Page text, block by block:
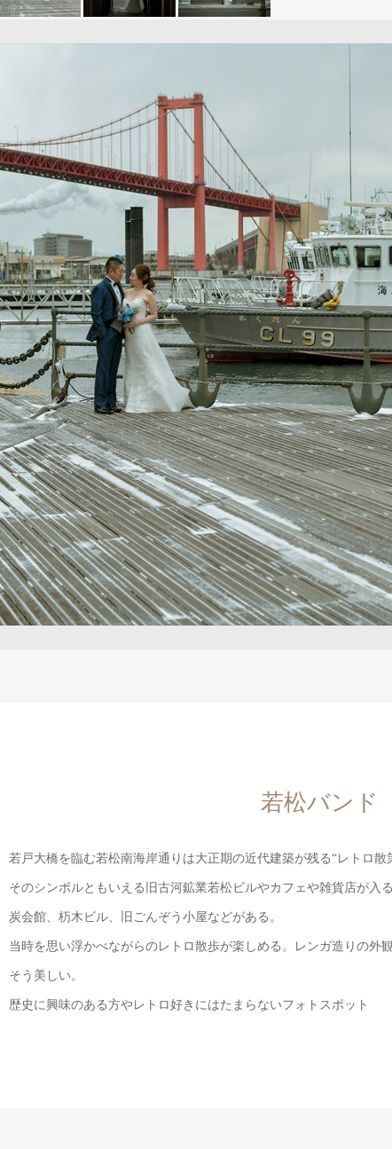
若松バンド
若戸大橋を臨む若松南海岸通りは大正期の近代建築が残る“レトロ散
そのシンボルともいえる旧古河鉱業若松ビルやカフェや雑貨店が入
炭会館、杤木ビル、旧ごんぞう小屋などがある。
当時を思い浮かべながらのレトロ散歩が楽しめる。レンガ造りの外
そう美しい。
歴史に興味のある方やレトロ好きにはたまらないフォトスポット